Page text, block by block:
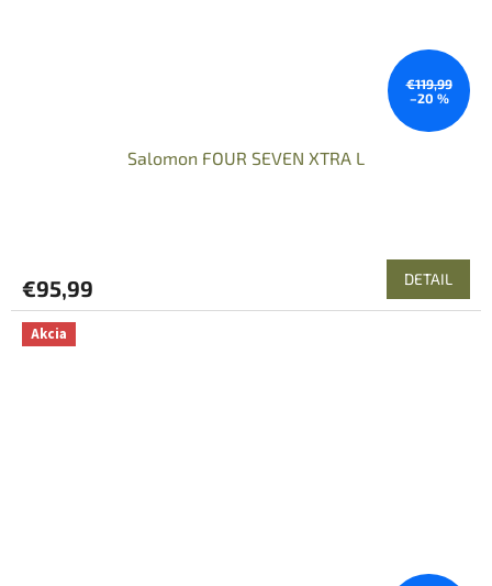
€119,99
–20 %
Salomon FOUR SEVEN XTRA L
€95,99 DETAIL
Akcia